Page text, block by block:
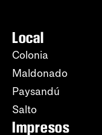
Local
Colonia
Maldonado
Paysandú
Salto
Impresos